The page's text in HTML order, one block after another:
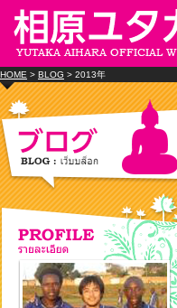
HOME > BLOG > 2013年